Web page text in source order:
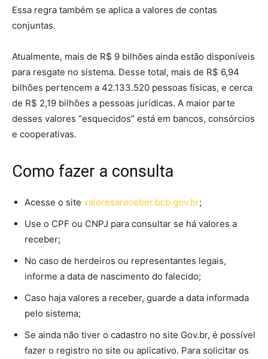
Essa regra também se aplica a valores de contas
conjuntas.
Atualmente, mais de R$ 9 bilhões ainda estão disponíveis
para resgate no sistema. Desse total, mais de R$ 6,94
bilhões pertencem a 42.133.520 pessoas físicas, e cerca
de R$ 2,19 bilhões a pessoas jurídicas. A maior parte
desses valores “esquecidos” está em bancos, consórcios
e cooperativas.
Como fazer a consulta
Acesse o site valoresareceber.bcb.gov.br;
Use o CPF ou CNPJ para consultar se há valores a
receber;
No caso de herdeiros ou representantes legais,
informe a data de nascimento do falecido;
Caso haja valores a receber, guarde a data informada
pelo sistema;
Se ainda não tiver o cadastro no site Gov.br, é possível
fazer o registro no site ou aplicativo. Para solicitar os